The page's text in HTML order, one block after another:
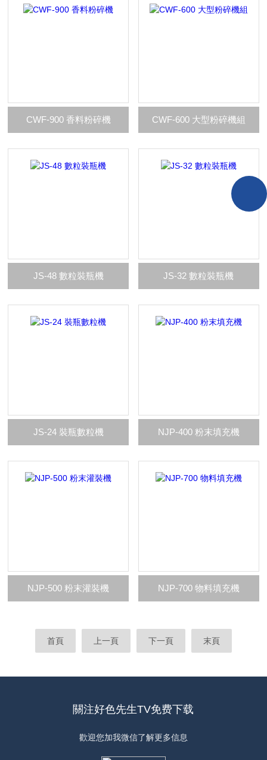
CWF-900 香料粉碎機 CWF-600 大型粉碎機組
JS-48 數粒裝瓶機 JS-32 數粒裝瓶機
JS-24 裝瓶數粒機 NJP-400 粉末填充機
NJP-500 粉末灌裝機 NJP-700 物料填充機
首頁 上一頁 下一頁 末頁
關注好色先生TV免费下载
歡迎您加我微信了解更多信息